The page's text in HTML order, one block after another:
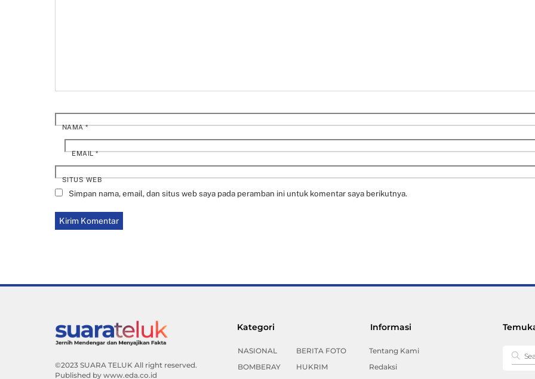
NAMA*
EMAIL*
SITUS WEB
Simpan nama, email, dan situs web saya pada peramban ini untuk komentar saya berikutnya.
Back
©2023 SUARA TELUK All right reserved.
Published by www.eda.co.id
Kategori
NASIONAL
BOMBERAY
BERITA FOTO
HUKRIM
Informasi
Tentang Kami
Redaksi